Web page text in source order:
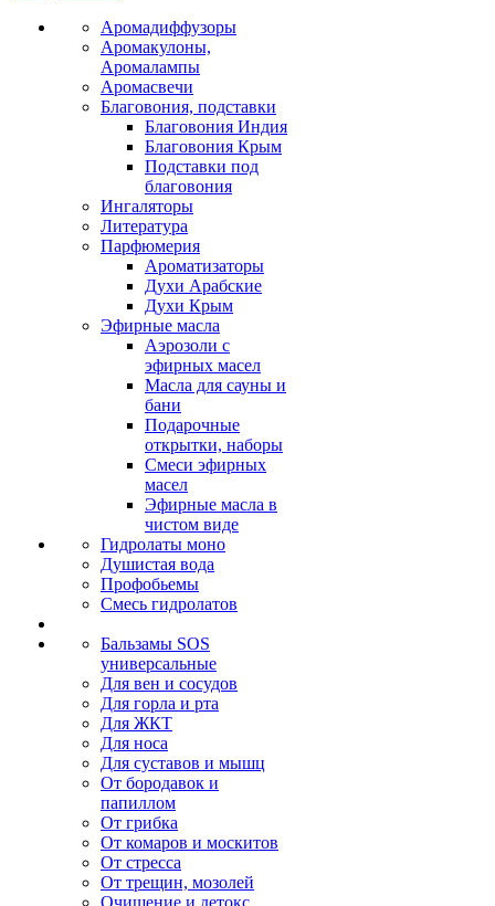
Аромадиффузоры
Аромакулоны,
Аромалампы
Аромасвечи
Благовония, подставки
Благовония Индия
Благовония Крым
Подставки под
благовония
Ингаляторы
Литература
Парфюмерия
Ароматизаторы
Духи Арабские
Духи Крым
Эфирные масла
Аэрозоли с
эфирных масел
Масла для сауны и
бани
Подарочные
открытки, наборы
Смеси эфирных
масел
Эфирные масла в
чистом виде
Гидролаты моно
Душистая вода
Профобьемы
Смесь гидролатов
Бальзамы SOS
универсальные
Для вен и сосудов
Для горла и рта
Для ЖКТ
Для носа
Для суставов и мышц
От бородавок и
папиллом
От грибка
От комаров и москитов
От стресса
От трещин, мозолей
Очищение и детокс